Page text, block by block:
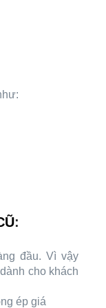
:
đầu. Vì vậy
cho khách
ép giá